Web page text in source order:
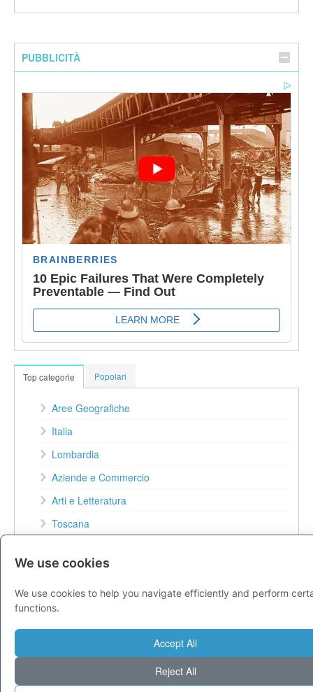
PUBBLICITÀ
Top categorie Popolari
Aree Geografiche
Italia
Lombardia
Aziende e Commercio
Arti e Letteratura
Toscana
Veneto
Lazio
Computer e Internet
We use cookies
We use cookies to help you navigate efficiently and perform
functions.
Accept All
Reject All